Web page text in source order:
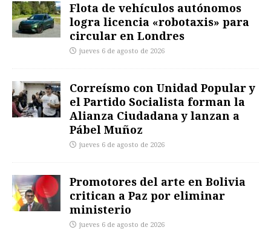
Flota de vehículos autónomos
logra licencia «robotaxis» para
circular en Londres
jueves 6 de agosto de 2026
Correísmo con Unidad Popular y
el Partido Socialista forman la
Alianza Ciudadana y lanzan a
Pábel Muñoz
jueves 6 de agosto de 2026
Promotores del arte en Bolivia
critican a Paz por eliminar
ministerio
jueves 6 de agosto de 2026